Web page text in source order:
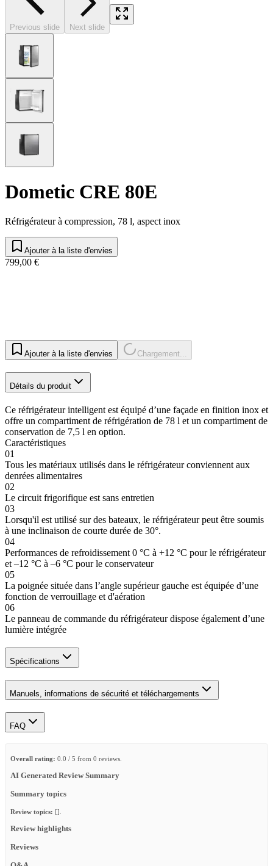
Previous slide Next slide
Dometic CRE 80E
Réfrigérateur à compression, 78 l, aspect inox
Ajouter à la liste d'envies
799,00 €
Ajouter à la liste d'envies Chargement...
Détails du produit
Ce réfrigérateur intelligent est équipé d’une façade en finition inox et
offre un compartiment de réfrigération de 78 l et un compartiment de
conservation de 7,5 l en option.
Caractéristiques
01
Tous les matériaux utilisés dans le réfrigérateur conviennent aux
denrées alimentaires
02
Le circuit frigorifique est sans entretien
03
Lorsqu'il est utilisé sur des bateaux, le réfrigérateur peut être soumis
à une inclinaison de courte durée de 30°.
04
Performances de refroidissement 0 °C à +12 °C pour le réfrigérateur
et –12 °C à –6 °C pour le conservateur
05
La poignée située dans l’angle supérieur gauche est équipée d’une
fonction de verrouillage et d'aération
06
Le panneau de commande du réfrigérateur dispose également d’une
lumière intégrée
Spécifications
Manuels, informations de sécurité et téléchargements
FAQ
Overall rating: 0.0 / 5 from 0 reviews.
AI Generated Review Summary
Summary topics
Review topics: [].
Review highlights
Reviews